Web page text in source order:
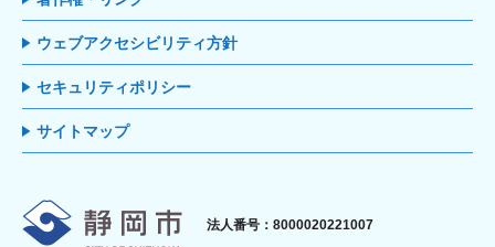
ウェブアクセシビリティ方針
セキュリティポリシー
サイトマップ
静岡市
法人番号：8000020221007